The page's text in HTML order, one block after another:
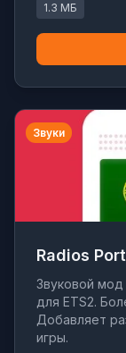
1.3 МБ
Звуки
Radios
Звуковой мод
для ETS2.
Добавляет
игры.